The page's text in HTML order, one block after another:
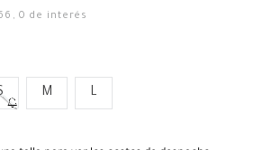
,0 de interés
M L